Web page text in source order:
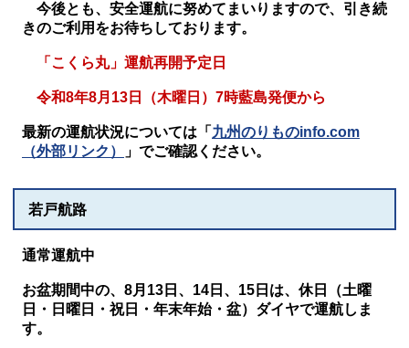
今後とも、安全運航に努めてまいりますので、引き続
きのご利用をお待ちしております。
「こくら丸」運航再開予定日
令和8年8月13日（木曜日）7時藍島発便から
最新の運航状況については「 九州のりものinfo.com
（外部リンク）
」でご確認ください。
若戸航路
通常運航中
お盆期間中の、8月13日、14日、15日は、休日（土曜
日・日曜日・祝日・年末年始・盆）ダイヤで運航しま
す。